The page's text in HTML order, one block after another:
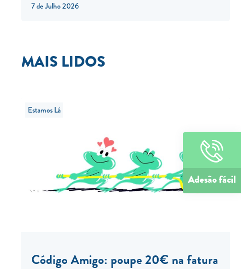
7 de Julho 2026
MAIS LIDOS
Estamos Lá
Código Amigo: poupe 20€ na fatura
Adesão fácil